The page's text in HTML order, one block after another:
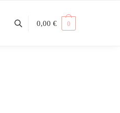
0,00 € 0